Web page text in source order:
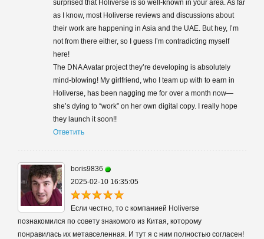
surprised that Holiverse is so well-known in your area. As far
as I know, most Holiverse reviews and discussions about
their work are happening in Asia and the UAE. But hey, I’m
not from there either, so I guess I’m contradicting myself
here!
The DNA Avatar project they’re developing is absolutely
mind-blowing! My girlfriend, who I team up with to earn in
Holiverse, has been nagging me for over a month now—
she’s dying to “work” on her own digital copy. I really hope
they launch it soon!!
Ответить
boris9836
2025-02-10 16:35:05
Если честно, то с компанией Holiverse
познакомился по совету знакомого из Китая, которому
понравилась их метавселенная. И тут я с ним полностью согласен!